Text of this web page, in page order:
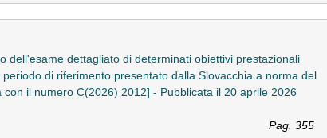
dell'esame dettagliato di determinati obiettivi prestazionali
di riferimento presentato dalla Slovacchia a norma del
il numero C(2026) 2012] - Pubblicata il 20 aprile 2026
Pag. 355